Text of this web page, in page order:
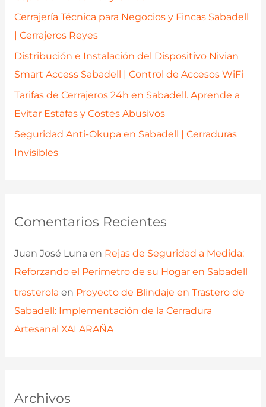
:
Cerrajería Técnica para Negocios y Fincas Sabadell
| Cerrajeros Reyes
Distribución e Instalación del Dispositivo Nivian
Smart Access Sabadell | Control de Accesos WiFi
Tarifas de Cerrajeros 24h en Sabadell. Aprende a
Evitar Estafas y Costes Abusivos
Seguridad Anti-Okupa en Sabadell | Cerraduras
Invisibles
Comentarios Recientes
Juan José Luna en Rejas de Seguridad a Medida:
Reforzando el Perímetro de su Hogar en Sabadell
trasterola en Proyecto de Blindaje en Trastero de
Sabadell: Implementación de la Cerradura
Artesanal XAI ARAÑA
Archivos